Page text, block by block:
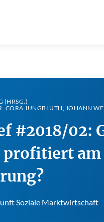
(HRSG.)
CORA JUNGBLUTH, JOHANN
#2018/02:
profitiert
Soziale Marktwirtschaft